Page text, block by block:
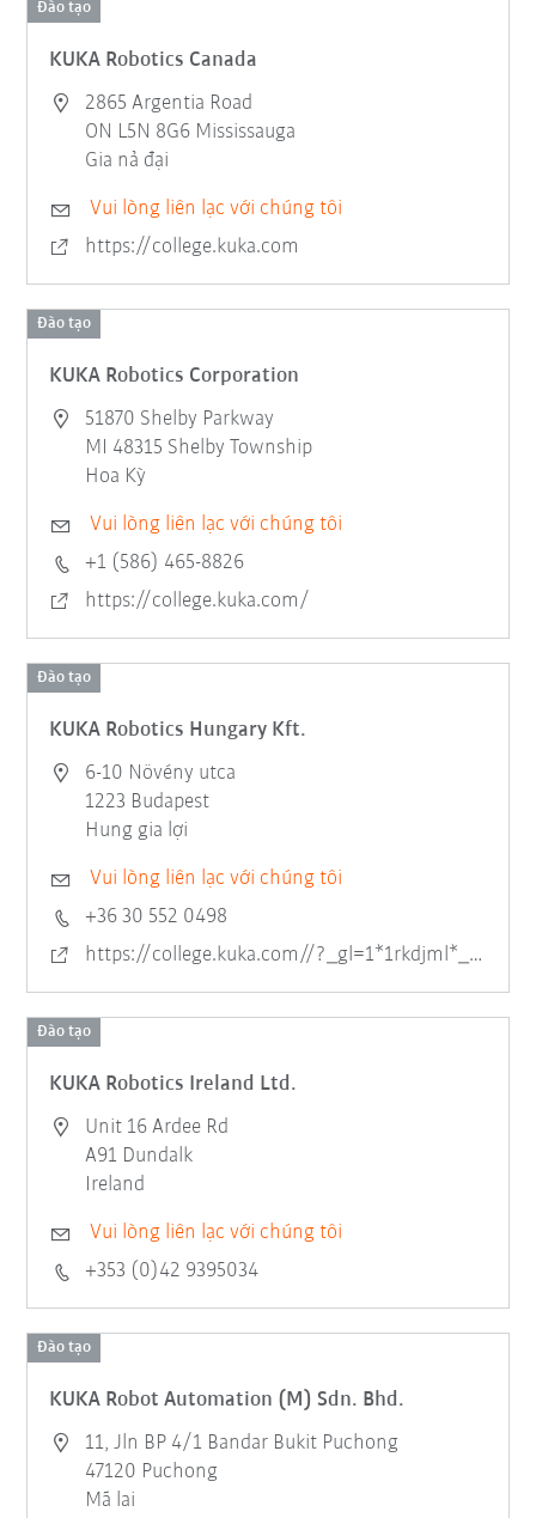
Đào tạo
KUKA Robotics Canada
2865 Argentia Road
ON L5N 8G6 Mississauga
Gia nả đại
Vui lòng liên lạc với chúng tôi
https://college.kuka.com
Đào tạo
KUKA Robotics Corporation
51870 Shelby Parkway
MI 48315 Shelby Township
Hoa Kỳ
Vui lòng liên lạc với chúng tôi
+1 (586) 465-8826
https://college.kuka.com/
Đào tạo
KUKA Robotics Hungary Kft.
6-10 Növény utca
1223 Budapest
Hung gia lợi
Vui lòng liên lạc với chúng tôi
+36 30 552 0498
https://college.kuka.com//?_gl=1*1rkdjml*_gcl_au*MTIxMzUzNzU2OS4xNzU2NzE5Mzk4
Đào tạo
KUKA Robotics Ireland Ltd.
Unit 16 Ardee Rd
A91 Dundalk
Ireland
Vui lòng liên lạc với chúng tôi
+353 (0)42 9395034
Đào tạo
KUKA Robot Automation (M) Sdn. Bhd.
11, Jln BP 4/1 Bandar Bukit Puchong
47120 Puchong
Mã lai